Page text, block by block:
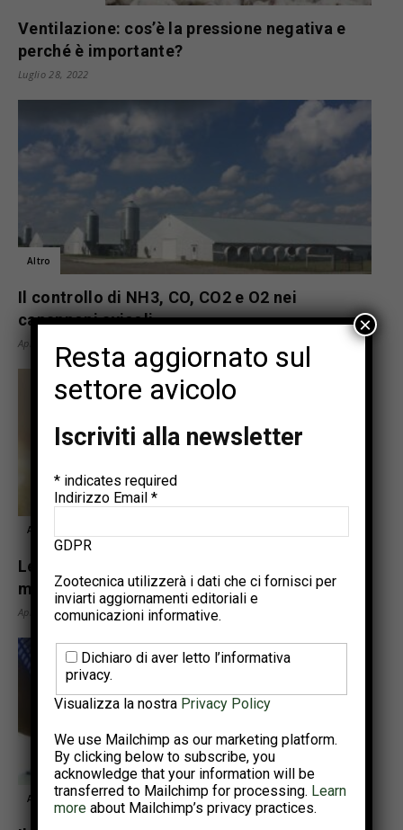
Ventilazione: cos’è la pressione negativa e
perché è importante?
Luglio 28, 2022
Altro
Il controllo di NH3, CO, CO2 e O2 nei
capannoni avicoli
Aprile 6, 2022
Articoli tecnici
Lettiera incrostata a inizio ciclo: come
minimizzarne la comparsa
Aprile 1, 2022
Articoli tecnici
Resta aggiornato sul
settore avicolo
Iscriviti alla newsletter
* indicates required
Indirizzo Email *
GDPR
Zootecnica utilizzerà i dati che ci fornisci per
inviarti aggiornamenti editoriali e
comunicazioni informative.
Dichiaro di aver letto l’informativa
privacy.
Visualizza la nostra Privacy Policy
We use Mailchimp as our marketing platform.
By clicking below to subscribe, you
acknowledge that your information will be
transferred to Mailchimp for processing. Learn
more about Mailchimp’s privacy practices.
×